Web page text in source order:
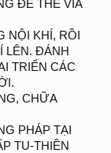
ĐỂ THỂ VÍA
NỘI KHÍ, RỒI
LÊN. ĐÁNH
TRIỂN CÁC
CHỮA
PHÁP TẠI
TU-THIỀN